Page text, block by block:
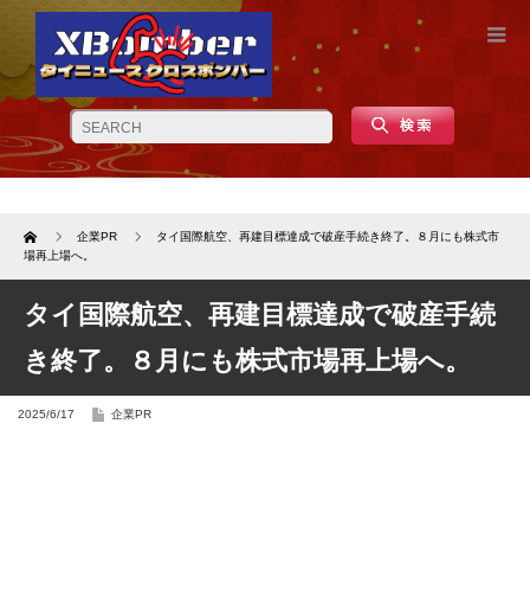
Home 企業PR
タイ国際航空、再建目標達成で破産手続き終了。８月にも株式市
場再上場へ。
タイ国際航空、再建目標達成で破産手続
き終了。８月にも株式市場再上場へ。
2025/6/17 企業PR